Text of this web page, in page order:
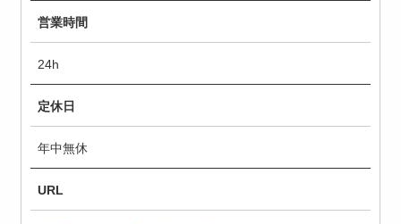
営業時間
24h
定休日
年中無休
URL